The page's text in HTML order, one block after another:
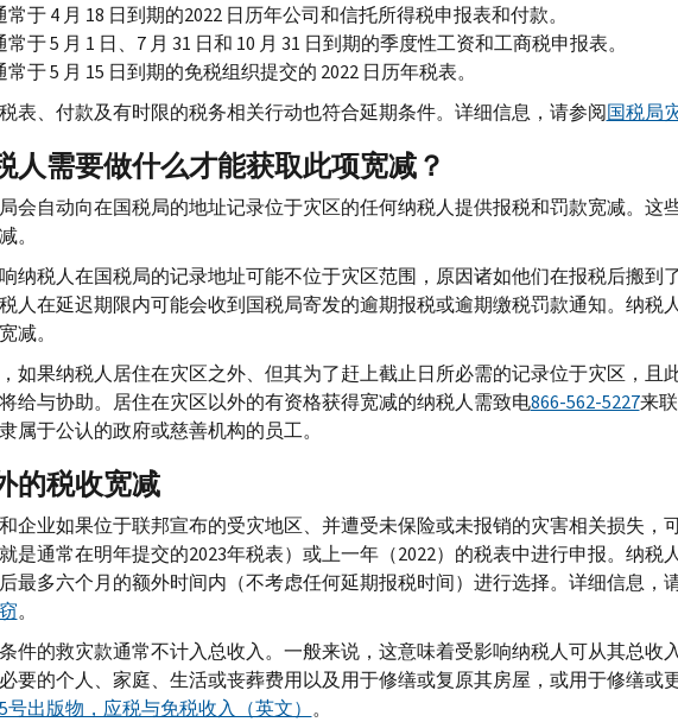
常于 4 月 18 日到期的2022 日历年公司和信托所得税申报表和付款。
常于 5 月 1 日、7 月 31 日和 10 月 31 日到期的季度性工资和工商税申报表。
常于 5 月 15 日到期的免税组织提交的 2022 日历年税表。
表、付款及有时限的税务相关行动也符合延期条件。详细信息，请参阅国税局
人需要做什么才能获取此项宽减？
会自动向在国税局的地址记录位于灾区的任何纳税人提供报税和罚款宽减。这
。
纳税人在国税局的记录地址可能不位于灾区范围，原因诸如他们在报税后搬到
人在延迟期限内可能会收到国税局寄发的逾期报税或逾期缴税罚款通知。纳税
减。
如果纳税人居住在灾区之外、但其为了赶上截止日所必需的记录位于灾区，且
给与协助。居住在灾区以外的有资格获得宽减的纳税人需致电866-562-5227来
属于公认的政府或慈善机构的员工。
的税收宽减
企业如果位于联邦宣布的受灾地区、并遭受未保险或未报销的灾害相关损失，
就是通常在明年提交的2023年税表）或上一年（2022）的税表中进行申报。纳
最多六个月的额外时间内（不考虑任何延期报税时间）进行选择。详细信息，
。
件的救灾款通常不计入总收入。一般来说，这意味着受影响纳税人可从其总收
要的个人、家庭、生活或丧葬费用以及用于修缮或复原其房屋，或用于修缮或
号出版物，应税与免税收入（英文） 。